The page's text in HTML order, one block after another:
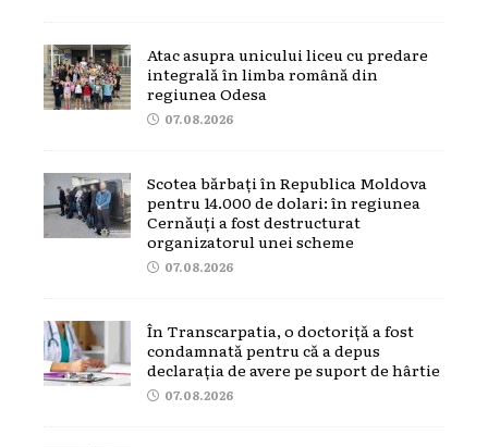
Atac asupra unicului liceu cu predare
integrală în limba română din
regiunea Odesa
07.08.2026
Scotea bărbați în Republica Moldova
pentru 14.000 de dolari: în regiunea
Cernăuți a fost destructurat
organizatorul unei scheme
07.08.2026
În Transcarpatia, o doctoriță a fost
condamnată pentru că a depus
declarația de avere pe suport de hârtie
07.08.2026